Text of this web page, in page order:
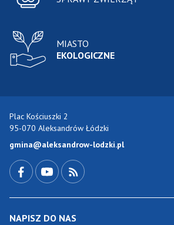
MIASTO
EKOLOGICZNE
Plac Kościuszki 2
95-070 Aleksandrów Łódzki
gmina@aleksandrow-lodzki.pl
NAPISZ DO NAS